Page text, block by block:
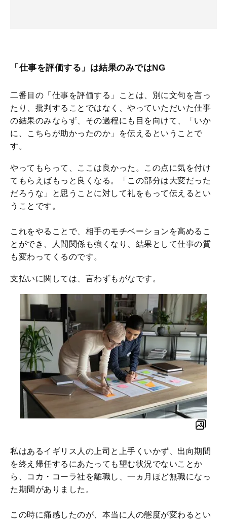
「仕事を評価する」は結果のみではNG
二番目の「仕事を評価する」ことは、別に文句を言っ
たり、批判することではなく、やっていただいた仕事
の結果のみならず、その過程にも目を向けて、「いか
に、こちらが助かったのか」を伝えるということで
す。
やってもらって、ここは良かった。この点に気を付け
てもらえばもっと良くなる。「この部分は大変だった
だろうな」と思うことに対して礼をもって伝えるとい
うことです。
これをやることで、相手のモチベーションを高めるこ
とができ、人間関係も強くなり、結果として仕事の質
も変わってくるのです。
支払いに関しては、言わずもがなです。
私はあるイギリス人の上司と上手くいかず、出向期間
を終え帰任するにあたっても望む状況でないことか
ら、コカ・コーラ社を離職し、一ヵ月ほど無職になっ
た期間がありました。
この時に痛感したのが、本当に人の態度が変わるとい